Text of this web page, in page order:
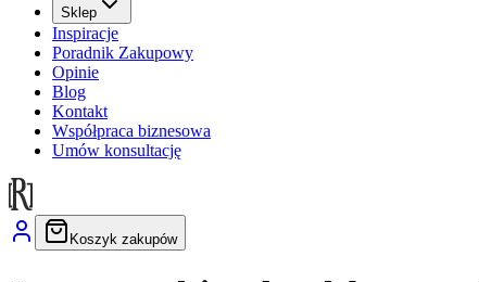
Sklep
Inspiracje
Poradnik Zakupowy
Opinie
Blog
Kontakt
Współpraca biznesowa
Umów konsultację
Koszyk zakupów